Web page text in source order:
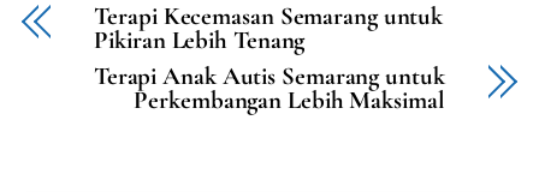
Terapi Kecemasan Semarang untuk
Pikiran Lebih Tenang
Terapi Anak Autis Semarang untuk
Perkembangan Lebih Maksimal